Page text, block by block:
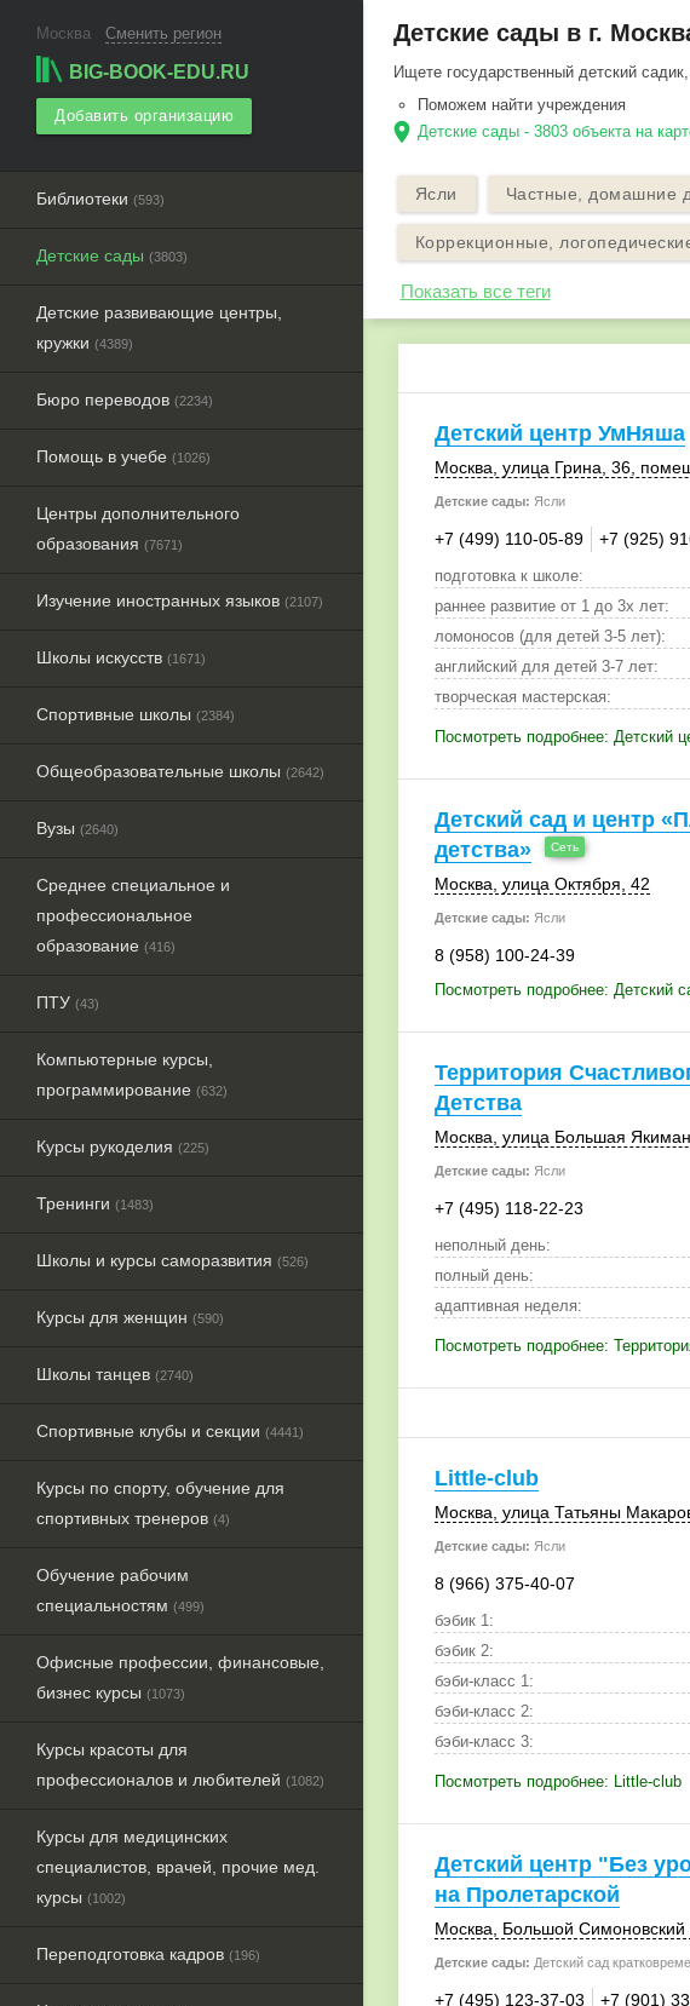
Москва Сменить регион
BIG-BOOK-EDU.RU
Добавить организацию
Библиотеки (593)
Детские сады (3803)
Детские развивающие центры,
кружки (4389)
Бюро переводов (2234)
Помощь в учебе (1026)
Центры дополнительного
образования (7671)
Изучение иностранных языков (2107)
Школы искусств (1671)
Спортивные школы (2384)
Общеобразовательные школы (2642)
Вузы (2640)
Среднее специальное и
профессиональное
образование (416)
ПТУ (43)
Компьютерные курсы,
программирование (632)
Курсы рукоделия (225)
Тренинги (1483)
Школы и курсы саморазвития (526)
Курсы для женщин (590)
Школы танцев (2740)
Спортивные клубы и секции (4441)
Курсы по спорту, обучение для
спортивных тренеров (4)
Обучение рабочим
специальностям (499)
Офисные профессии, финансовые,
бизнес курсы (1073)
Курсы красоты для
профессионалов и любителей (1082)
Курсы для медицинских
специалистов, врачей, прочие мед.
курсы (1002)
Переподготовка кадров (196)
Детские сады в г.
Ищете государственный детский
Поможем найти учреждения
location_on Детские сады - 3803 объекта на
Ясли Частные, домашние
Коррекционные,
Показать все теги
Детский центр УмНяша
Москва улица Грина, 36,
Детские сады: Ясли
+7 (499) 110-05-89 +7 (925)
подготовка к школе:
раннее развитие от 1 до 3х лет:
ломоносов (для детей 3-5 лет):
английский для детей 3-7 лет:
творческая мастерская:
Посмотреть подробнее: Детский
Детский сад и центр
детства»
Москва улица Октября, 42
Детские сады: Ясли
8 (958) 100-24-39
Посмотреть подробнее: Детский
Территория
Детства
Москва , улица Большая
Детские сады: Ясли
+7 (495) 118-22-23
неполный день:
полный день:
адаптивная неделя:
Посмотреть подробнее:
Little-club
Москва , улица Татьяны
Детские сады: Ясли
8 (966) 375-40-07
бэбик 1:
бэбик 2:
бэби-класс 1:
бэби-класс 2:
бэби-класс 3:
Посмотреть подробнее: Little-club
Детский центр "Без
на Пролетарской
Москва , Большой Симоновский
Детские сады: Детский сад
+7 (495) 123-37-03 +7 (901)